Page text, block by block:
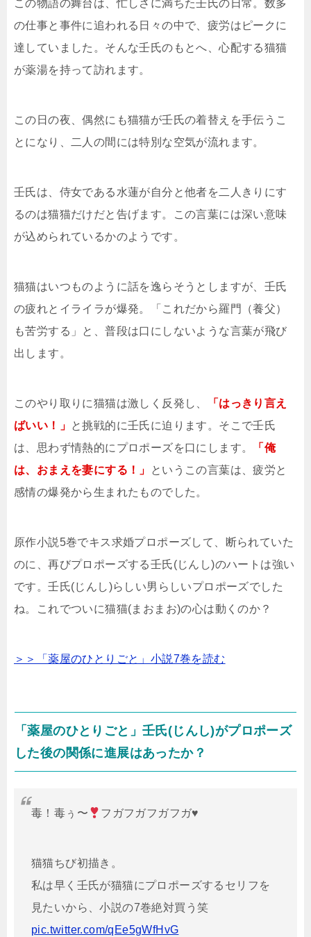
この物語の舞台は、忙しさに満ちた壬氏の日常。数多
の仕事と事件に追われる日々の中で、疲労はピークに
達していました。そんな壬氏のもとへ、心配する猫猫
が薬湯を持って訪れます。
この日の夜、偶然にも猫猫が壬氏の着替えを手伝うこ
とになり、二人の間には特別な空気が流れます。
壬氏は、侍女である水蓮が自分と他者を二人きりにす
るのは猫猫だけだと告げます。この言葉には深い意味
が込められているかのようです。
猫猫はいつものように話を逸らそうとしますが、壬氏
の疲れとイライラが爆発。「これだから羅門（養父）
も苦労する」と、普段は口にしないような言葉が飛び
出します。
このやり取りに猫猫は激しく反発し、
「はっきり言え
ばいい！」 と挑戦的に壬氏に迫ります。そこで壬氏
は、思わず情熱的にプロポーズを口にします。
「俺
は、おまえを妻にする！」
というこの言葉は、疲労と
感情の爆発から生まれたものでした。
原作小説5巻でキス求婚プロポーズして、断られていた
のに、再びプロポーズする壬氏(じんし)のハートは強い
です。壬氏(じんし)らしい男らしいプロポーズでした
ね。これでついに猫猫(まおまお)の心は動くのか？
＞＞「薬屋のひとりごと」小説7巻を読む
「薬屋のひとりごと」壬氏(じんし)がプロポーズ
した後の関係に進展はあったか？
毒！毒ぅ〜 フガフガフガフガ♥️
猫猫ちび初描き。
私は早く壬氏が猫猫にプロポーズするセリフを
見たいから、小説の7巻絶対買う笑
pic.twitter.com/qEe5gWfHvG